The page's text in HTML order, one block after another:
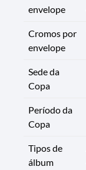
envelope
Cromos por
envelope
Sede da
Copa
Período da
Copa
Tipos de
álbum